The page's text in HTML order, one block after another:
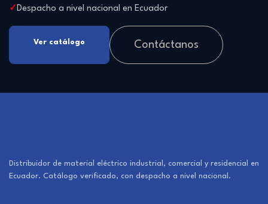
Despacho a nivel nacional en Ecuador
Ver catálogo Contáctanos
Distribuidor de material eléctrico industrial, comercial y residencial en
Ecuador. Catálogo verificado, con despacho a nivel nacional.